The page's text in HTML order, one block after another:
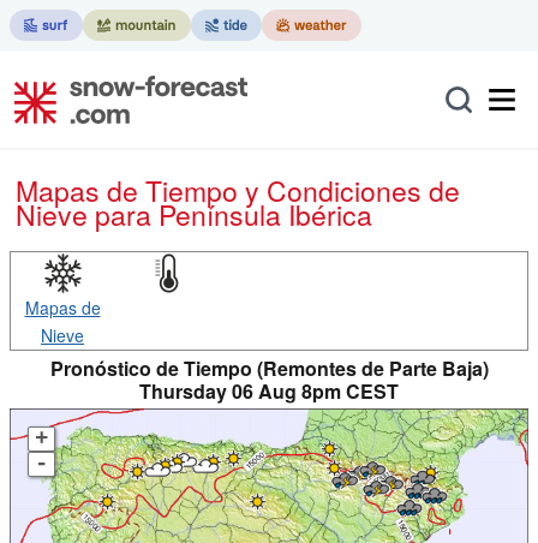
Mapas de Tiempo y Condiciones de
Nievepara Península Ibérica
Mapas de
Nieve
Pronóstico de Tiempo (Remontes de Parte Baja)
Thursday 06 Aug 8pm CEST
+
-